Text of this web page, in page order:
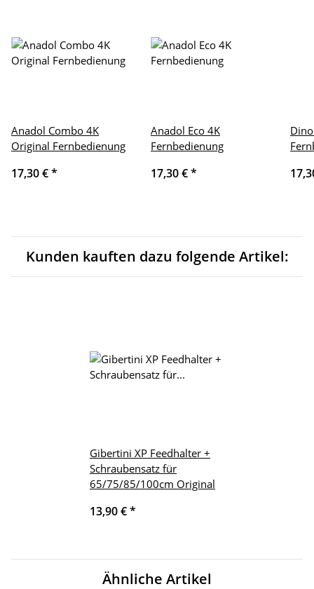
Anadol Combo 4K
Original Fernbedienung
17,30 €*
Anadol Eco 4K
Fernbedienung
17,30 €*
Kunden kauften dazu folgende Artikel:
Gibertini XP Feedhalter +
Schraubensatz für
65/75/85/100cm Original
13,90 €*
Ähnliche Artikel